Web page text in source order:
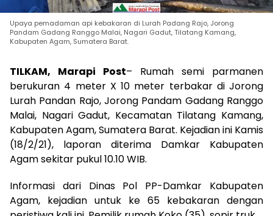
Upaya pemadaman api kebakaran di Lurah Padang Rajo, Jorong
Pandam Gadang Ranggo Malai, Nagari Gadut, Tilatang Kamang,
Kabupaten Agam, Sumatera Barat.
TILKAM, Marapi Post– Rumah semi parmanen
berukuran 4 meter X 10 meter terbakar di Jorong
Lurah Pandan Rajo, Jorong Pandam Gadang Ranggo
Malai, Nagari Gadut, Kecamatan Tilatang Kamang,
Kabupaten Agam, Sumatera Barat. Kejadian ini Kamis
(18/2/21), laporan diterima Damkar Kabupaten
Agam sekitar pukul 10.10 WIB.
Informasi dari Dinas Pol PP-Damkar Kabupaten
Agam, kejadian untuk ke 65 kebakaran dengan